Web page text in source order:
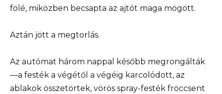
fölé, miközben becsapta az ajtót maga mögött.
Aztán jött a megtorlás.
Az autómat három nappal később megrongálták
—a festék a végétől a végéig karcolódott, az
ablakok összetörtek, vörös spray-festék fröccsent